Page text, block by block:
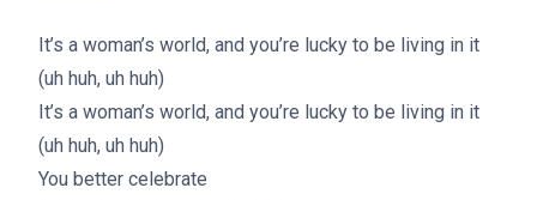
It’s a woman’s world, and you’re lucky to be living in it
(uh huh, uh huh)
It’s a woman’s world, and you’re lucky to be living in it
(uh huh, uh huh)
You better celebrate